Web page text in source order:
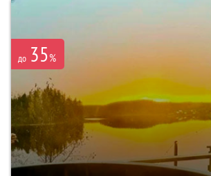
до 35%